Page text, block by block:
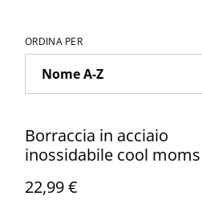
ORDINA PER
Borraccia in acciaio
inossidabile cool
22,99 €